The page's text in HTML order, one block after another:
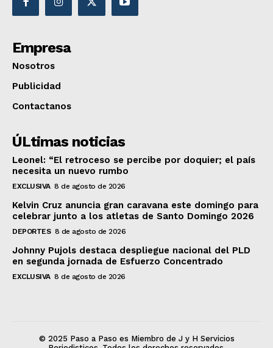
Empresa
Nosotros
Publicidad
Contactanos
ÚLtimas noticias
Leonel: “El retroceso se percibe por doquier; el país
necesita un nuevo rumbo
EXCLUSIVA 8 de agosto de 2026
Kelvin Cruz anuncia gran caravana este domingo para
celebrar junto a los atletas de Santo Domingo 2026
DEPORTES 8 de agosto de 2026
Johnny Pujols destaca despliegue nacional del PLD
en segunda jornada de Esfuerzo Concentrado
EXCLUSIVA 8 de agosto de 2026
© 2025 Paso a Paso es Miembro de J y H Servicios